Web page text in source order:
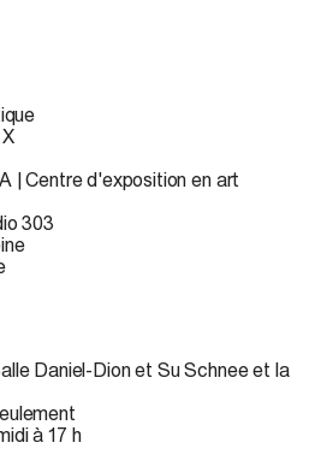
| Centre d'exposition en art
303
Daniel-Dion et Su Schnee et la
à 17 h